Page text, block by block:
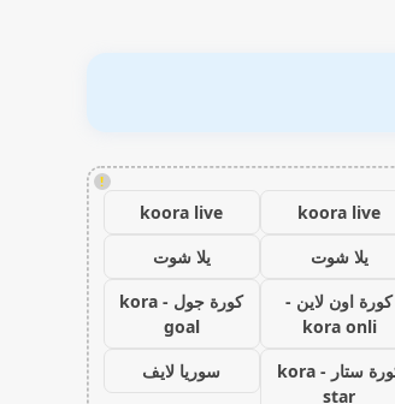
!
koora live
koora live
يلا شوت
يلا شوت
كورة اون لاين -
kora onli
كورة جول - kora
goal
كورة ستار - kora
star
سوريا لايف